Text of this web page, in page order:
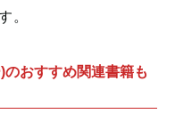
。
おすすめ関連書籍も